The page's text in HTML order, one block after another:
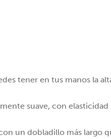
tener en tus manos la
suave, con
un dobladillo más largo